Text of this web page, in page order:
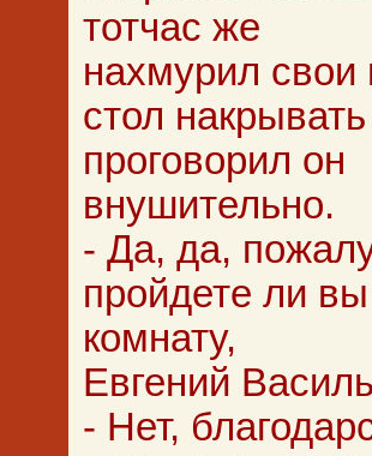
тотчас же
нахмурил свои
стол
проговорил он
внушительно.
- Да, да,
пройдете ли
комнату,
Евгений
- Нет,